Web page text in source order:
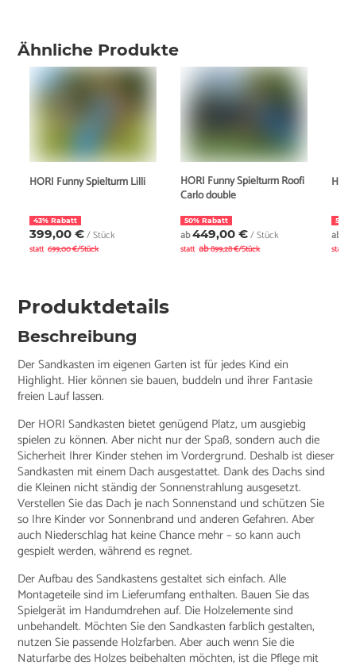
Ähnliche Produkte
HORI Funny Spielturm Lilli
43% Rabatt
399,00 €/ Stück
statt 699,00 €/Stück
HORI Funny Spielturm Roofi
Carlo double
50% Rabatt
ab449,00 €/ Stück
statt ab899,28 €/Stück
53%
ab
statt
Produktdetails
Beschreibung
Der Sandkasten im eigenen Garten ist für jedes Kind ein
Highlight. Hier können sie bauen, buddeln und ihrer Fantasie
freien Lauf lassen.
Der HORI Sandkasten bietet genügend Platz, um ausgiebig
spielen zu können. Aber nicht nur der Spaß, sondern auch die
Sicherheit Ihrer Kinder stehen im Vordergrund. Deshalb ist dieser
Sandkasten mit einem Dach ausgestattet. Dank des Dachs sind
die Kleinen nicht ständig der Sonnenstrahlung ausgesetzt.
Verstellen Sie das Dach je nach Sonnenstand und schützen Sie
so Ihre Kinder vor Sonnenbrand und anderen Gefahren. Aber
auch Niederschlag hat keine Chance mehr – so kann auch
gespielt werden, während es regnet.
Der Aufbau des Sandkastens gestaltet sich einfach. Alle
Montageteile sind im Lieferumfang enthalten. Bauen Sie das
Spielgerät im Handumdrehen auf. Die Holzelemente sind
unbehandelt. Möchten Sie den Sandkasten farblich gestalten,
nutzen Sie passende Holzfarben. Aber auch wenn Sie die
Naturfarbe des Holzes beibehalten möchten, ist die Pflege mit